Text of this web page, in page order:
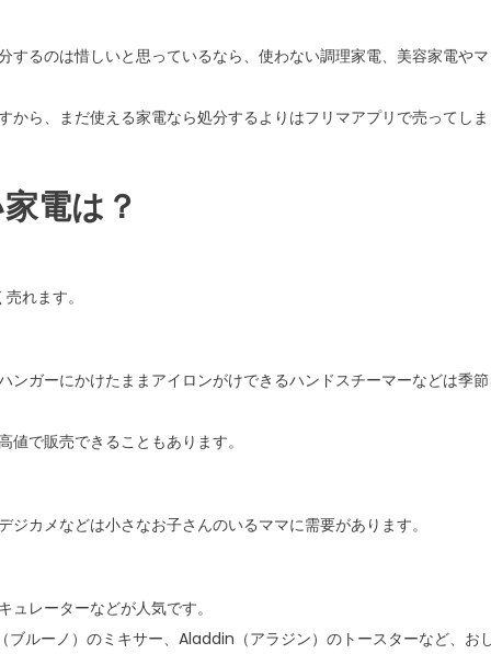
るのは惜しいと思っているなら、使わない調理家電、美容家電や
ら、まだ使える家電なら処分するよりはフリマアプリで売ってし
電は？
れます。
ガーにかけたままアイロンがけできるハンドスチーマーなどは季
で販売できることもあります。
カメなどは小さなお子さんのいるママに需要があります。
レーターなどが人気です。
ブルーノ）のミキサー、Aladdin（アラジン）のトースターなど、お